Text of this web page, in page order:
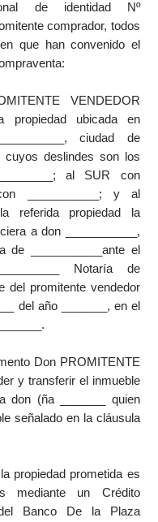
de identidad Nº
comprador, todos
que han convenido el
VENDEDOR
propiedad ubicada en
ciudad de
cuyos deslindes son los
al SUR con
___________; y al
referida propiedad la
a don ___________,
de ___________ante el
Notaría de
del promitente vendedor
del año _______, en el
Don PROMITENTE
y transferir el inmueble
don (ña _______ quien
señalado en la cláusula
propiedad prometida es
mediante un Crédito
Banco De la Plaza